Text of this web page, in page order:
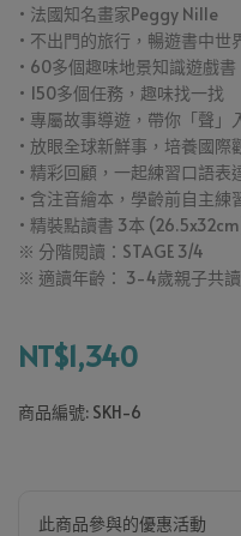
• 法國知名畫家Peggy Nille
• 不出門的旅行，暢遊書中世
• 60多個趣味地景知識遊戲書
• 150多個任務，趣味找一找
• 專屬故事導遊，帶你「聲」
• 放眼全球新鮮事，培養國際
• 精彩回顧，一起練習口語表
• 含注音繪本，學齡前自主練
• 精裝點讀書 3本
※ 分階閱讀：STAGE 3/4
※ 適讀年齡： 3-4歲親子共
NT$1,340
商品編號: SKH-6
此商品參與的優惠活動